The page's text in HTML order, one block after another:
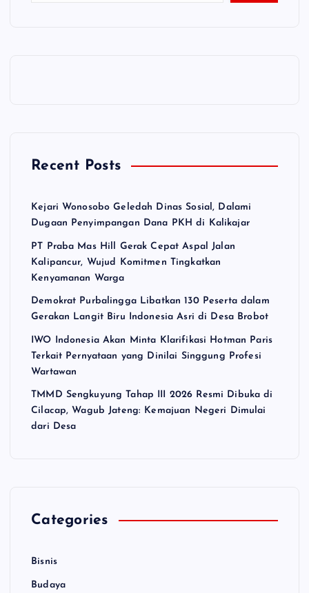
Recent Posts
Kejari Wonosobo Geledah Dinas Sosial, Dalami
Dugaan Penyimpangan Dana PKH di Kalikajar
PT Praba Mas Hill Gerak Cepat Aspal Jalan
Kalipancur, Wujud Komitmen Tingkatkan
Kenyamanan Warga
Demokrat Purbalingga Libatkan 130 Peserta dalam
Gerakan Langit Biru Indonesia Asri di Desa Brobot
IWO Indonesia Akan Minta Klarifikasi Hotman Paris
Terkait Pernyataan yang Dinilai Singgung Profesi
Wartawan
TMMD Sengkuyung Tahap III 2026 Resmi Dibuka di
Cilacap, Wagub Jateng: Kemajuan Negeri Dimulai
dari Desa
Categories
Bisnis
Budaya